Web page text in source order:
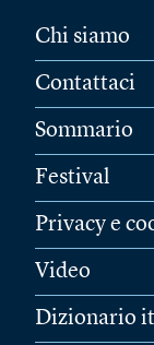
Chi siamo
Contattaci
Sommario
Festival
Privacy e
Video
Dizionario